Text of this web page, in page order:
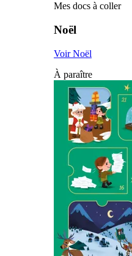
Mes docs à coller
Noël
Voir Noël
À paraître